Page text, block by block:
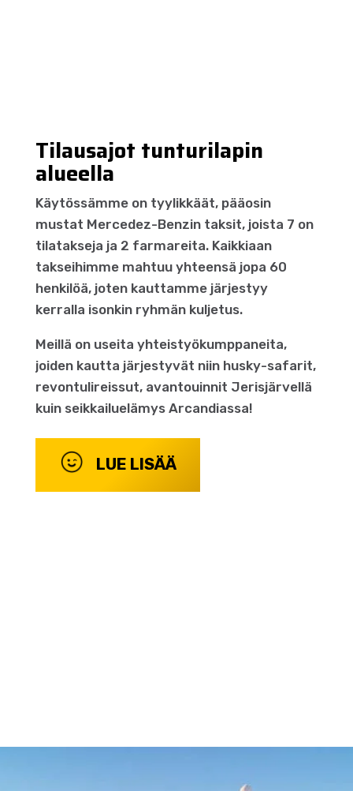
Tilausajot tunturilapin
alueella
Käytössämme on tyylikkäät, pääosin
mustat Mercedez-Benzin taksit, joista 7 on
tilatakseja ja 2 farmareita. Kaikkiaan
takseihimme mahtuu yhteensä jopa 60
henkilöä, joten kauttamme järjestyy
kerralla isonkin ryhmän kuljetus.
Meillä on useita yhteistyökumppaneita,
joiden kautta järjestyvät niin husky-safarit,
revontulireissut, avantouinnit Jerisjärvellä
kuin seikkailuelämys Arcandiassa!
LUE LISÄÄ